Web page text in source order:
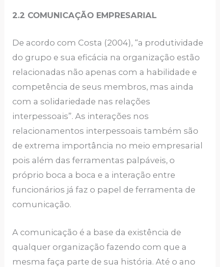
2.2 COMUNICAÇÃO EMPRESARIAL
De acordo com Costa (2004), “a produtividade
do grupo e sua eficácia na organização estão
relacionadas não apenas com a habilidade e
competência de seus membros, mas ainda
com a solidariedade nas relações
interpessoais”. As interações nos
relacionamentos interpessoais também são
de extrema importância no meio empresarial
pois além das ferramentas palpáveis, o
próprio boca a boca e a interação entre
funcionários já faz o papel de ferramenta de
comunicação.
A comunicação é a base da existência de
qualquer organização fazendo com que a
mesma faça parte de sua história. Até o ano